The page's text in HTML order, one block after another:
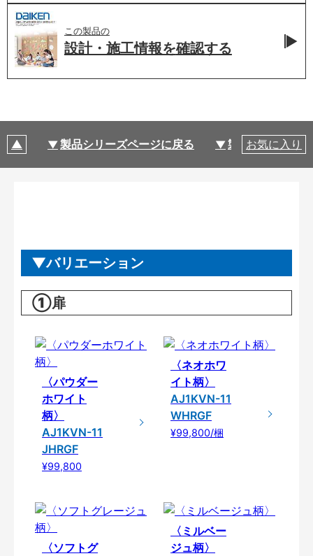
この製品の
設計・施工情報を確認する
製品シリーズページに戻る 製品仕様
お気に入り
バリエーション
①扉
〈パウダー
ホワイト
柄〉
AJ1KVN-11
JHRGF
¥99,800
〈ネオホワ
イト柄〉
AJ1KVN-11
WHRGF
¥99,800/梱
〈ソフトグ
〈ミルベー
ジュ柄〉